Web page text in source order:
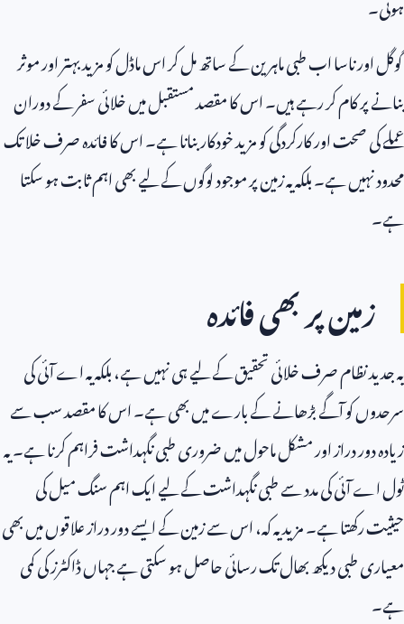
گوگل اور ناسا اب طبی ماہرین کے ساتھ مل کر اس ماڈل کو مزید بہتر اور موثر
بنانے پر کام کر رہے ہیں۔ اس کا مقصد مستقبل میں خلائی سفر کے دوران
عملے کی صحت اور کارکردگی کو مزید خودکار بنانا ہے۔ اس کا فائدہ صرف خلا تک
محدود نہیں ہے۔ بلکہ یہ زمین پر موجود لوگوں کے لیے بھی اہم ثابت ہو سکتا
ہے۔
زمین پر بھی فائدہ
یہ جدید نظام صرف خلائی تحقیق کے لیے ہی نہیں ہے، بلکہ یہ اے آئی کی
سرحدوں کو آگے بڑھانے کے بارے میں بھی ہے۔ اس کا مقصد سب سے
زیادہ دور دراز اور مشکل ماحول میں ضروری طبی نگہداشت فراہم کرنا ہے۔ یہ
ٹول اے آئی کی مدد سے طبی نگہداشت کے لیے ایک اہم سنگ میل کی
حیثیت رکھتا ہے۔ مزید یہ کہ، اس سے زمین کے ایسے دور دراز علاقوں میں بھی
معیاری طبی دیکھ بھال تک رسائی حاصل ہو سکتی ہے جہاں ڈاکٹرز کی کمی
ہے۔